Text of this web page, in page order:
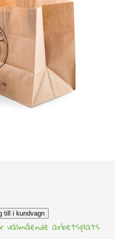
till i kundvagn
välmående arbetsplats